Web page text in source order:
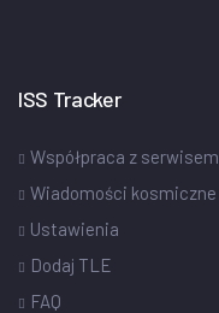
ISS Tracker
Współpraca z serwisem
Wiadomości kosmiczne
Ustawienia
Dodaj TLE
FAQ